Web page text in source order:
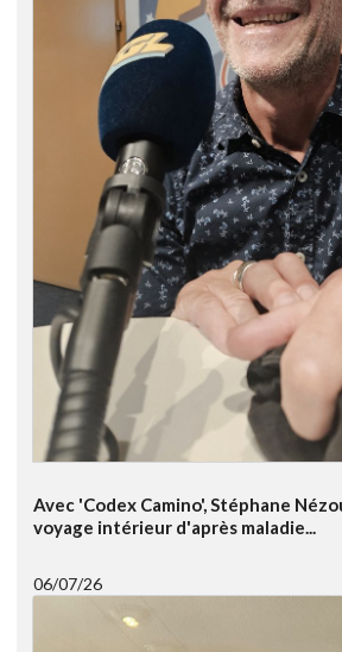
Avec 'Codex Camino', Stéphane
voyage intérieur d'après maladie...
06/07/26